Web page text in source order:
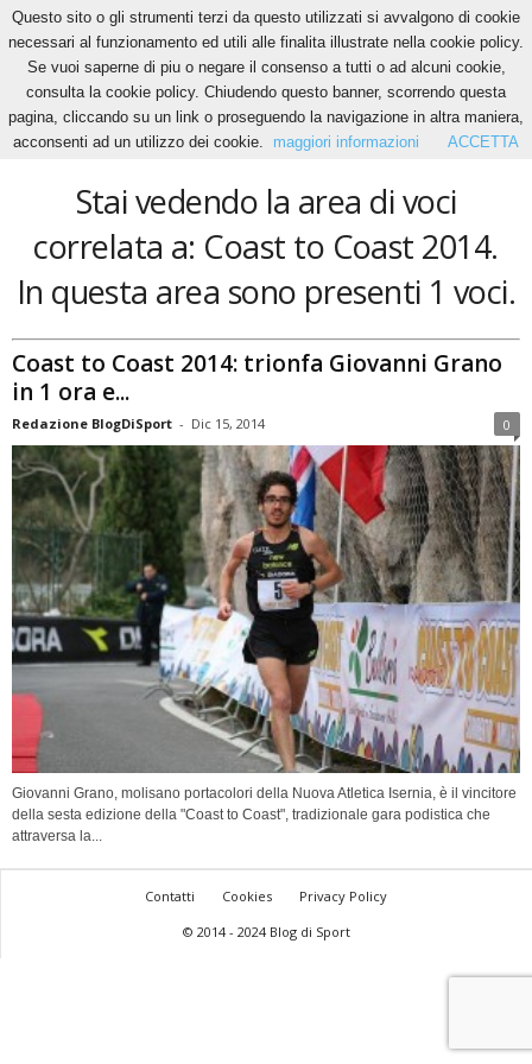
Home Tags Coast to Coast 2014
Coast to Coast 2014
Stai vedendo la area di voci
correlata a: Coast to Coast 2014.
In questa area sono presenti 1 voci.
Coast to Coast 2014: trionfa Giovanni Grano
in 1 ora e...
Redazione BlogDiSport - Dic 15, 2014 0
Giovanni Grano, molisano portacolori della Nuova Atletica Isernia, è il vincitore
della sesta edizione della "Coast to Coast", tradizionale gara podistica che
attraversa la...
Contatti Cookies
Privacy Policy
© 2014 - 2024 Blog di Sport
Questo sito o gli strumenti terzi da questo utilizzati si avvalgono di cookie
necessari al funzionamento ed utili alle finalita illustrate nella cookie policy.
Se vuoi saperne di piu o negare il consenso a tutti o ad alcuni cookie,
consulta la cookie policy. Chiudendo questo banner, scorrendo questa
pagina, cliccando su un link o proseguendo la navigazione in altra maniera,
acconsenti ad un utilizzo dei cookie.
maggiori informazioni ACCETTA